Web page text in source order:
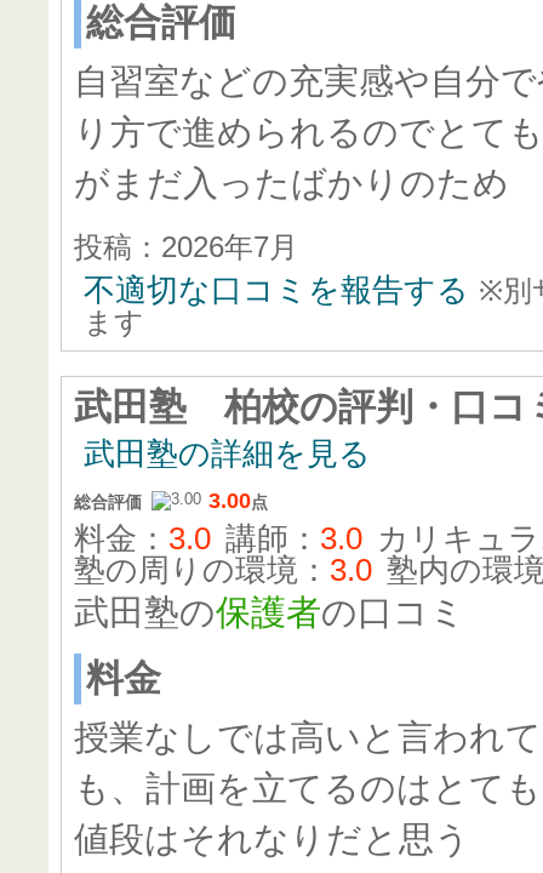
総合評価
自習室などの充実感や自分
り方で進められるのでとて
がまだ入ったばかりのため
投稿：2026年7月
不適切な口コミを報告する ※別
ます
武田塾 柏校の評判・口コ
武田塾の詳細を見る
総合評価 3.00点
料金： 3.0 講師： 3.0 カリキュ
塾の周りの環境： 3.0 塾内の環
武田塾の保護者の口コミ
料金
授業なしでは高いと言われ
も、計画を立てるのはとて
値段はそれなりだと思う